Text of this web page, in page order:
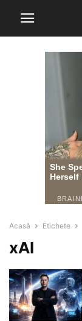
Acasă Etichete
xAI